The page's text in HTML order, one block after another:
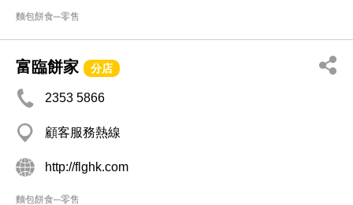
麵包餅食─零售
富臨餅家 分店
2353 5866
顧客服務熱線
http://flghk.com
麵包餅食─零售